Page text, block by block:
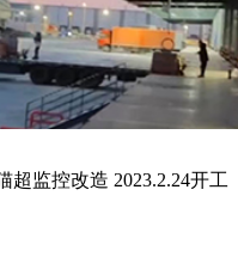
超监控改造 2023.2.24开工